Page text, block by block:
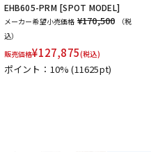
EHB605-PRM [SPOT MODEL]
メーカー希望小売価格 ¥170,500
（税
込）
販売価格¥127,875(税込)
ポイント：10%(11625pt)